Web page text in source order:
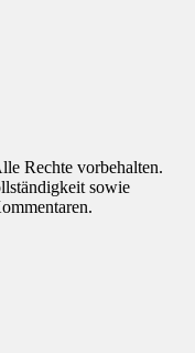
Rechte vorbehalten.
sowie